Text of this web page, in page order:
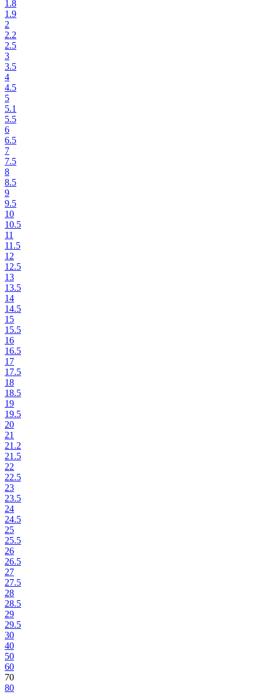
1.8
1.9
2
2.2
2.5
3
3.5
4
4.5
5
5.1
5.5
6
6.5
7
7.5
8
8.5
9
9.5
10
10.5
11
11.5
12
12.5
13
13.5
14
14.5
15
15.5
16
16.5
17
17.5
18
18.5
19
19.5
20
21
21.2
21.5
22
22.5
23
23.5
24
24.5
25
25.5
26
26.5
27
27.5
28
28.5
29
29.5
30
40
50
60
70
80